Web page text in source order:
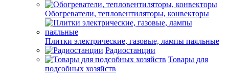
Обогреватели, тепловентиляторы, конвекторы
Плитки электрические, газовые, лампы паяльные
Радиостанции
Товары для
подсобных хозяйств